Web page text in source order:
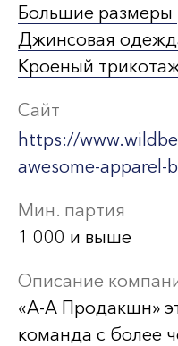
Большие размеры
Джинсовая
Кроеный
Сайт
https://
awesome-apparel-
Мин. партия
1 000 и выше
Описание
«А-А Продакшн»
команда с более